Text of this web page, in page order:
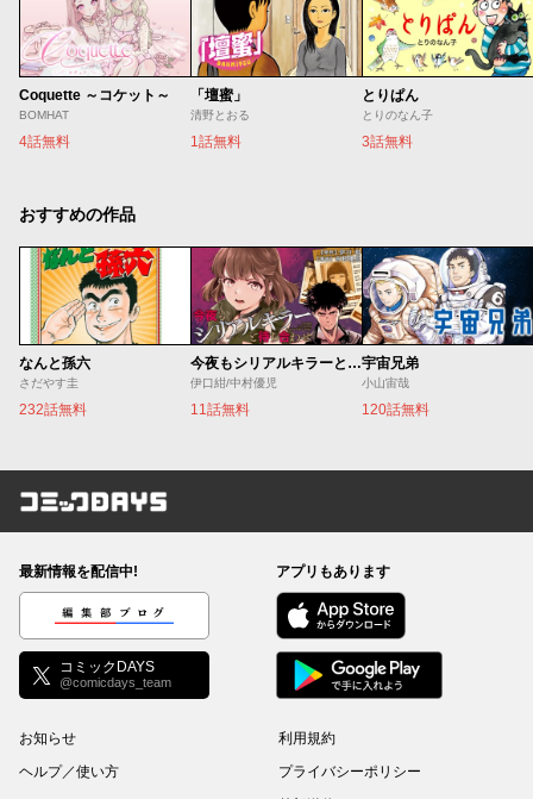
Coquette ～コケット～
BOMHAT
4話無料
「壇蜜」
清野とおる
1話無料
とりぱん
とりのなん子
3話無料
おすすめの作品
なんと孫六
さだやす圭
232話無料
今夜もシリアルキラーと待ち合わせ
伊口紺/中村優児
11話無料
宇宙兄弟
小山宙哉
120話無料
コミックDAYS
最新情報を配信中!
編集部ブログ
コミックDAYS
@comicdays_team
アプリもあります
お知らせ
ヘルプ／使い方
利用規約
プライバシーポリシー